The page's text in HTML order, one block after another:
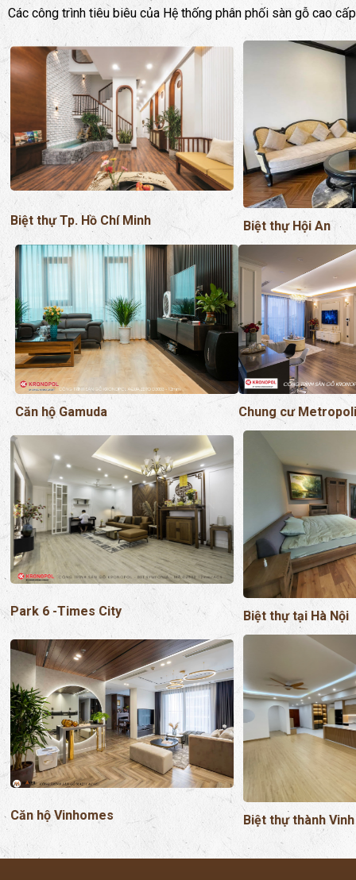
Biệt thự Tp. Hồ Chí Minh Biệt thự Hội An
Căn hộ Gamuda Chung cư
Park 6 -Times City Biệt thự tại Hà Nội
Biệt thự thành Vinh